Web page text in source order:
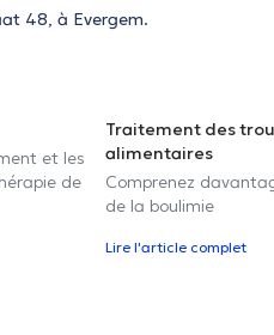
48, à Evergem.
et les
de
Traitement des
alimentaires
Comprenez
de la boulimie
Lire l'article complet